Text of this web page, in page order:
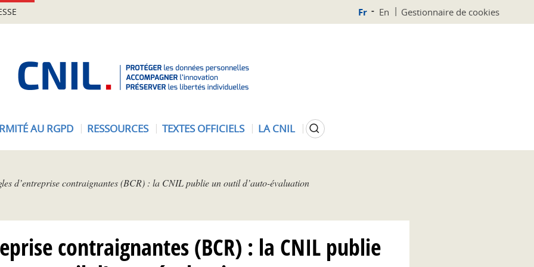
Fr En Gestionnaire de cookies
N
AU RGPD RESSOURCES TEXTES OFFICIELS LA CNIL Rechercher
d’entreprise contraignantes (BCR) : la CNIL publie un outil d’auto-évaluation
contraignantes (BCR) : la CNIL publie